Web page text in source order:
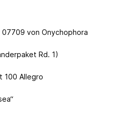
von Onychophora
Rd. 1)
100 Allegro